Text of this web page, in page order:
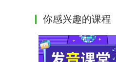
你感兴趣的课程